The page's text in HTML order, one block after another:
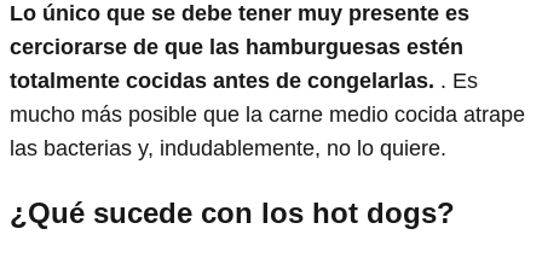
Lo único que se debe tener muy presente es
cerciorarse de que las hamburguesas estén
totalmente cocidas antes de congelarlas. . Es
mucho más posible que la carne medio cocida atrape
las bacterias y, indudablemente, no lo quiere.
¿Qué sucede con los hot dogs?